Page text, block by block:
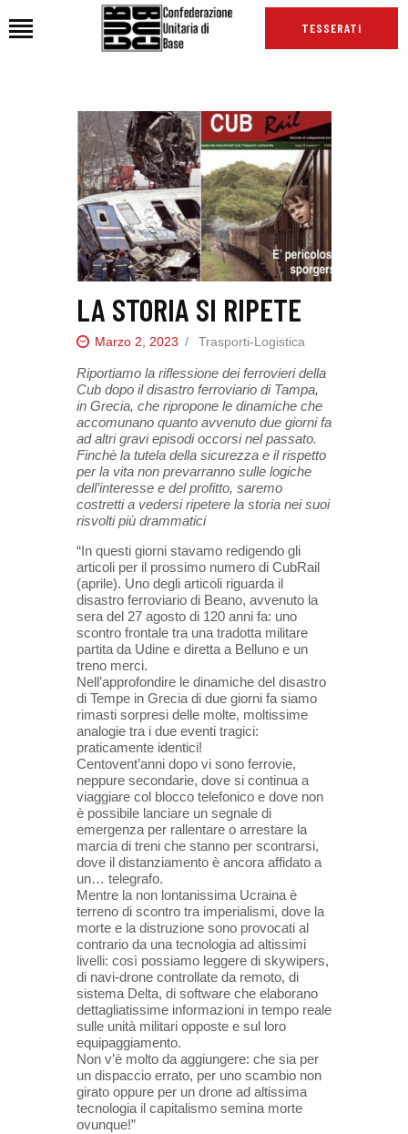
TESSERATI
HOME
CHI SIAMO
SEDI
NEWS
PODCAST CUB
TG CUB
INTERNAZIONALE
RASSEGNA STAMPA
LA STORIA SI RIPETE
Marzo 2, 2023 Trasporti-Logistica
Riportiamo la riflessione dei ferrovieri della
Cub dopo il disastro ferroviario di Tampa,
in Grecia, che ripropone le dinamiche che
accomunano quanto avvenuto due giorni fa
ad altri gravi episodi occorsi nel passato.
Finchè la tutela della sicurezza e il rispetto
per la vita non prevarranno sulle logiche
dell’interesse e del profitto, saremo
costretti a vedersi ripetere la storia nei suoi
risvolti più drammatici
“In questi giorni stavamo redigendo gli
articoli per il prossimo numero di CubRail
(aprile). Uno degli articoli riguarda il
disastro ferroviario di Beano, avvenuto la
sera del 27 agosto di 120 anni fa: uno
scontro frontale tra una tradotta militare
partita da Udine e diretta a Belluno e un
treno merci.
Nell’approfondire le dinamiche del disastro
di Tempe in Grecia di due giorni fa siamo
rimasti sorpresi delle molte, moltissime
analogie tra i due eventi tragici:
praticamente identici!
Centovent’anni dopo vi sono ferrovie,
neppure secondarie, dove si continua a
viaggiare col blocco telefonico e dove non
è possibile lanciare un segnale di
emergenza per rallentare o arrestare la
marcia di treni che stanno per scontrarsi,
dove il distanziamento è ancora affidato a
un… telegrafo.
Mentre la non lontanissima Ucraina è
terreno di scontro tra imperialismi, dove la
morte e la distruzione sono provocati al
contrario da una tecnologia ad altissimi
livelli: così possiamo leggere di skywipers,
di navi-drone controllate da remoto, di
sistema Delta, di software che elaborano
dettagliatissime informazioni in tempo reale
sulle unità militari opposte e sul loro
equipaggiamento.
Non v’è molto da aggiungere: che sia per
un dispaccio errato, per uno scambio non
girato oppure per un drone ad altissima
tecnologia il capitalismo semina morte
ovunque!”